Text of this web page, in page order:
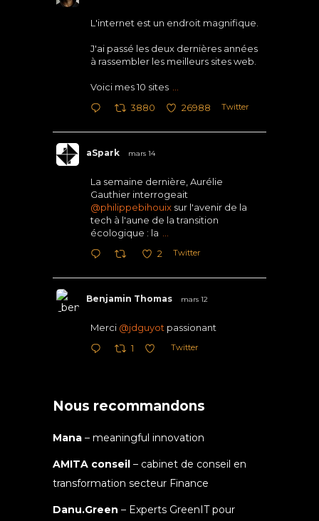
L'internet est un endroit magnifique.
J'ai passé les deux dernières années
à rassembler les meilleurs sites web.
Voici mes 10 sites
3880 26988 Twitter
aSpark mars 14
La semaine dernière, Aurélie
Gauthier interrogeait
@philippebihouix sur l'avenir de la
tech à l'aune de la transition
écologique : la
2 Twitter
Benjamin Thomas mars 12
Merci @jdguyot passionant
1 Twitter
Nous recommandons
Mana – meaningful innovation
AMITA conseil – cabinet de conseil en
transformation secteur Finance
Danu.Green – Experts GreenIT pour